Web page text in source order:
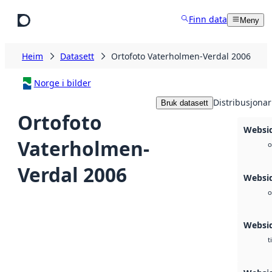
Finn data Meny
Heim Datasett Ortofoto Vaterholmen-Verdal 2006
Norge i bilder
Ortofoto
Vaterholmen-
Verdal 2006
Bruk datasett Distribusjonar